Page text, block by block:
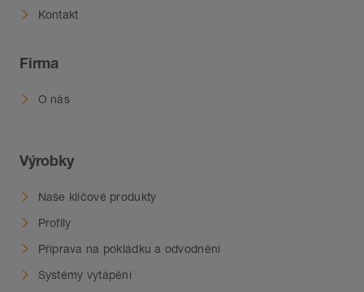
Kontakt
Firma
O nás
Výrobky
Naše klíčové produkty
Profily
Příprava na pokládku a odvodnění
Systémy vytápění